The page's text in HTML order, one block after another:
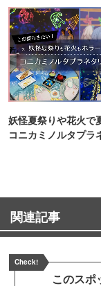
妖怪夏祭りや花火で
コニカミノルタプラ
関連記事
Check!
このスポ